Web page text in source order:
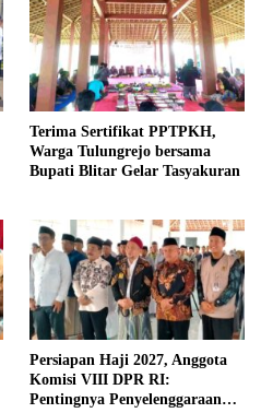
Terima Sertifikat PPTPKH,
Warga Tulungrejo bersama
Bupati Blitar Gelar Tasyakuran
Persiapan Haji 2027, Anggota
Komisi VIII DPR RI:
Pentingnya Penyelenggaraan